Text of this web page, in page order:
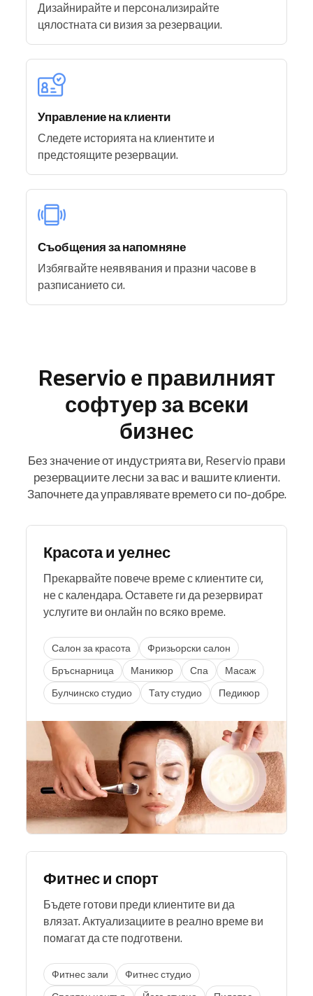
Дизайнирайте и персонализирайте
цялостната си визия за резервации.
Управление на клиенти
Следете историята на клиентите и
предстоящите резервации.
Съобщения за напомняне
Избягвайте неявявания и празни часове в
разписанието си.
Reservio е правилният
софтуер за всеки
бизнес
Без значение от индустрията ви, Reservio прави
резервациите лесни за вас и вашите клиенти.
Започнете да управлявате времето си по-добре.
Красота и уелнес
Прекарвайте повече време с клиентите си,
не с календара. Оставете ги да резервират
услугите ви онлайн по всяко време.
Салон за красота
Фризьорски салон
Бръснарница
Маникюр Спа
Масаж
Булчинско студио
Тату студио Педикюр
Фитнес и спорт
Бъдете готови преди клиентите ви да
влязат. Актуализациите в реално време ви
помагат да сте подготвени.
Фитнес зали
Фитнес студио